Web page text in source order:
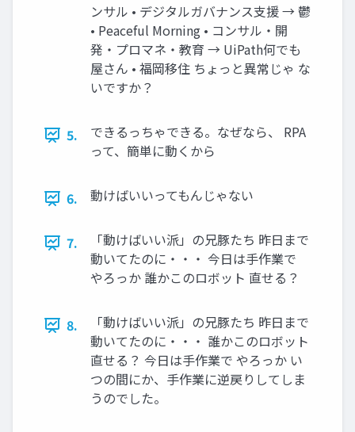
ンサル • デジタルガバナンス支援 → 鬱
• Peaceful Morning • コンサル・開
発・プロマネ・教育 → UiPath何でも
屋さん • 福岡移住 ちょっと異常じゃ な
いですか？
5.
できるっちゃできる。なぜなら、 RPA
って、簡単に動くから
6. 動けばいいってもんじゃない
7.
「動けばいい派」の兄豚たち 昨日まで
動いてたのに・・・ 今日は手作業で
やろっか 誰かこのロボット 直せる？
8.
「動けばいい派」の兄豚たち 昨日まで
動いてたのに・・・ 誰かこのロボット
直せる？ 今日は手作業で やろっか い
つの間にか、手作業に逆戻りしてしま
うのでした。